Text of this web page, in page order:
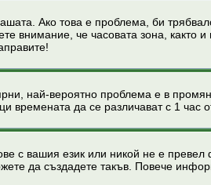
Ако това е проблема, би
че часовата зона, както и
най-вероятно проблема е в
времената да се различават с 1 час
с вашия език или никой не е
да създадете такъв. Повече